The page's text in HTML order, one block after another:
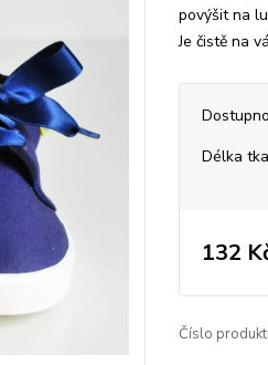
povýšit na
Je čistě na
Délka
132
Číslo